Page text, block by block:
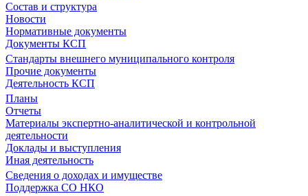
Состав и структура
Новости
Нормативные документы
Документы КСП
Стандарты внешнего муниципального контроля
Прочие документы
Деятельность КСП
Планы
Отчеты
Материалы экспертно-аналитической и контрольной
деятельности
Доклады и выступления
Иная деятельность
Сведения о доходах и имуществе
Поддержка СО НКО